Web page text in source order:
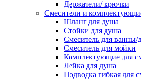
Держатели/ крючки
Смесители и
Шланг для душа
Стойки для душа
Смеситель для ванны/
Смеситель для мойки
Комплектующие для
Лейка для душа
Подводка гибкая для